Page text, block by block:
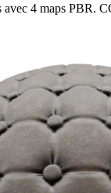
avec 4 maps PBR.